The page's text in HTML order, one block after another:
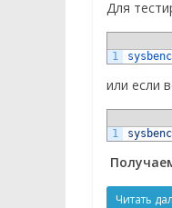
Для
1
или если
1
Читать